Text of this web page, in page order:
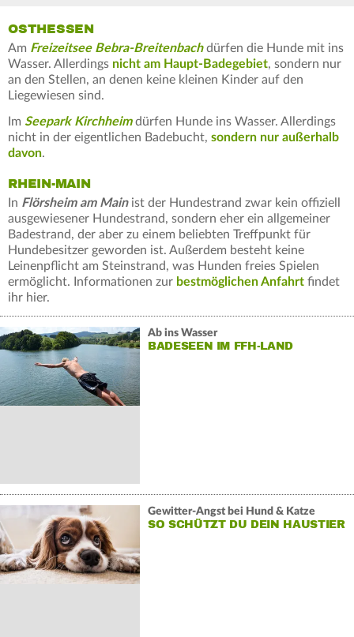
OSTHESSEN
Am Freizeitsee Bebra-Breitenbachdürfen die Hunde mit ins
Wasser. Allerdings nicht am Haupt-Badegebiet, sondern nur
an den Stellen, an denen keine kleinen Kinder auf den
Liegewiesen sind.
Im Seepark Kirchheimdürfen Hunde ins Wasser. Allerdings
nicht in der eigentlichen Badebucht, sondern nur außerhalb
davon.
RHEIN-MAIN
In Flörsheim am Mainist der Hundestrand zwar kein offiziell
ausgewiesener Hundestrand, sondern eher ein allgemeiner
Badestrand, der aber zu einem beliebten Treffpunkt für
Hundebesitzer geworden ist. Außerdem besteht keine
Leinenpflicht am Steinstrand, was Hunden freies Spielen
ermöglicht. Informationen zur bestmöglichen Anfahrt findet
ihr hier.
Ab ins Wasser
BADESEEN IM FFH-LAND
Gewitter-Angst bei Hund & Katze
SO SCHÜTZT DU DEIN HAUSTIER